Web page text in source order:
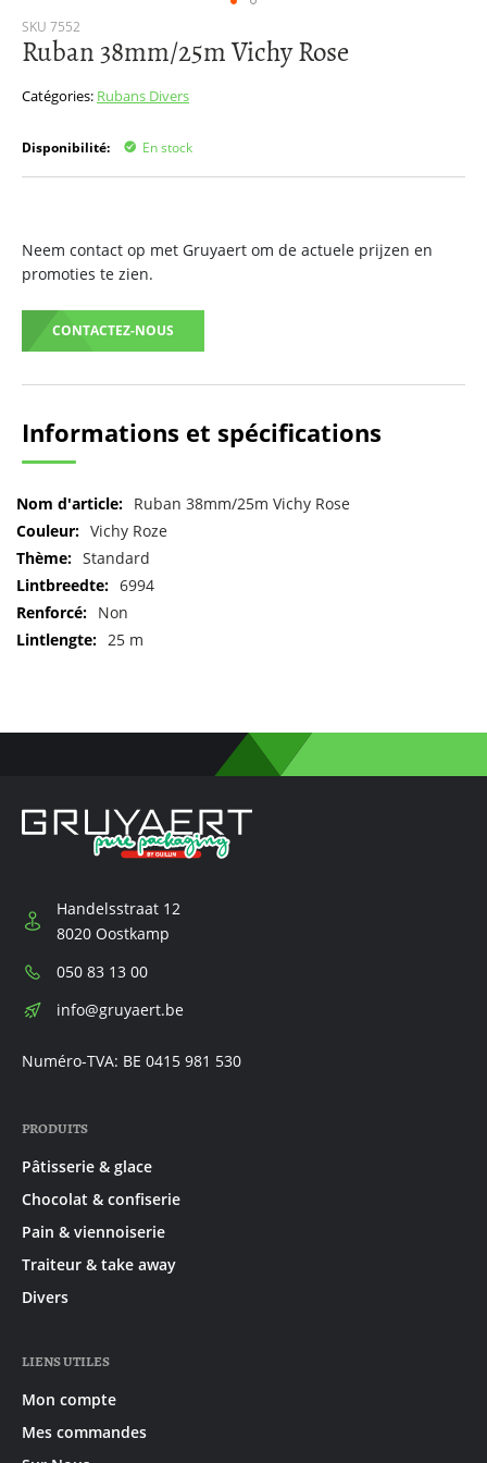
SKU 7552
Ruban 38mm/25m Vichy Rose
Catégories: Rubans Divers
Disponibilité: En stock
Neem contact op met Gruyaert om de actuele prijzen en
promoties te zien.
CONTACTEZ-NOUS
Passer
au
de
d’images
Informations et spécifications
Pour
plus
d'informations
Ruban 38mm/25m Vichy Rose
Vichy Roze
Standard
6994
Non
25 m
Handelsstraat 12
8020 Oostkamp
Téléphone:
050 83 13 00
E-
info@gruyaert.be
Numéro-TVA: BE 0415 981 530
PRODUITS
Pâtisserie & glace
Chocolat & confiserie
Pain & viennoiserie
Traiteur & take away
Divers
LIENS UTILES
Mon compte
Mes commandes